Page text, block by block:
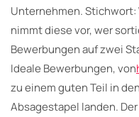
Unternehmen. Stichwort:
nimmt diese vor, wer
Bewerbungen auf zwei
Ideale Bewerbungen, von
zu einem guten Teil in
Absagestapel landen.